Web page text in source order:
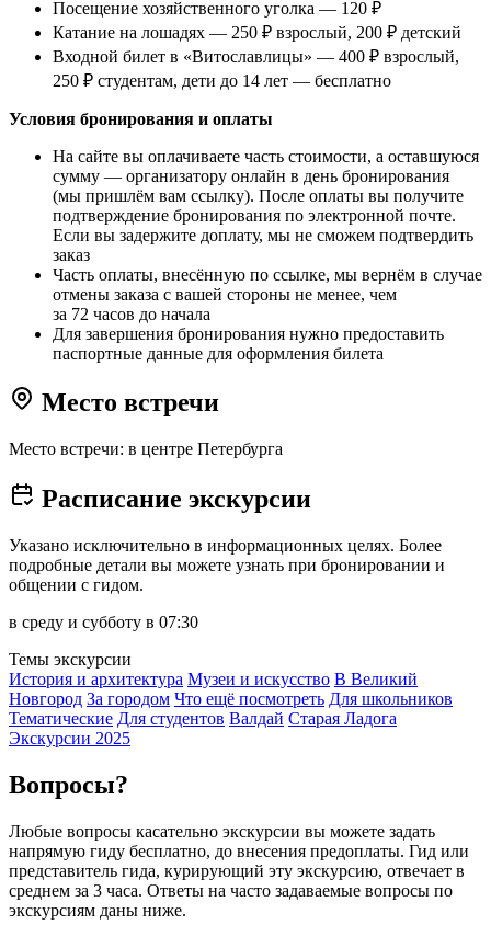
Посещение хозяйственного уголка — 120 ₽
Катание на лошадях — 250 ₽ взрослый, 200 ₽ детский
Входной билет в «Витославлицы» — 400 ₽ взрослый,
250 ₽ студентам, дети до 14 лет — бесплатно
Условия бронирования и оплаты
На сайте вы оплачиваете часть стоимости, а оставшуюся
сумму — организатору онлайн в день бронирования
(мы пришлём вам ссылку). После оплаты вы получите
подтверждение бронирования по электронной почте.
Если вы задержите доплату, мы не сможем подтвердить
заказ
Часть оплаты, внесённую по ссылке, мы вернём в случае
отмены заказа с вашей стороны не менее, чем
за 72 часов до начала
Для завершения бронирования нужно предоставить
паспортные данные для оформления билета
Место встречи
Место встречи: в центре Петербурга
Расписание экскурсии
Указано исключительно в информационных целях. Более
подробные детали вы можете узнать при бронировании и
общении с гидом.
в среду и субботу в 07:30
Темы экскурсии
История и архитектура Музеи и искусство В Великий
Новгород За городом Что ещё посмотреть Для школьников
Тематические Для студентов Валдай Старая Ладога
Экскурсии 2025
Вопросы?
Любые вопросы касательно экскурсии вы можете задать
напрямую гиду бесплатно, до внесения предоплаты. Гид или
представитель гида, курирующий эту экскурсию, отвечает в
среднем за 3 часа. Ответы на часто задаваемые вопросы по
экскурсиям даны ниже.